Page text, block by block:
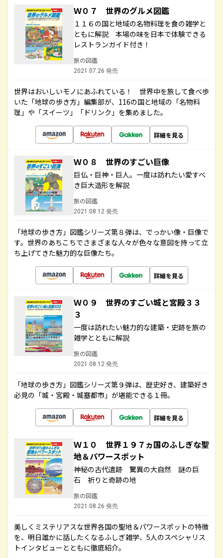
Ｗ０７ 世界のグルメ図鑑
１１６の国と地域の名物料理を食の雑学と
ともに解説 本場の味を日本で体験できる
レストランガイド付き！
旅の図鑑
2021.07.26 発売
世界はおいしいモノにあふれている！ 世界中を旅して食べ歩
いた「地球の歩き方」編集部が、116の国と地域の「名物料
理」や「スイーツ」「ドリンク」を集めました。
詳細を見る
Ｗ０８ 世界のすごい巨像
巨仏・巨神・巨人。一度は訪れたい愛すべ
き巨大造形を解説
旅の図鑑
2021.08.12 発売
「地球の歩き方」図鑑シリーズ第８弾は、でっかい像・巨像で
す。世界のあちこちでさまざまな人々が色々な意図を持って立
ち上げてきた魅力的な巨像たち。
詳細を見る
Ｗ０９ 世界のすごい城と宮殿３３
３
一度は訪れたい魅力的な建築・史跡を旅の
雑学とともに解説
旅の図鑑
2021.08.12 発売
「地球の歩き方」図鑑シリーズ第９弾は、歴史好き、建築好き
必見の「城・宮殿・城塞都市」が堪能できる１冊。
詳細を見る
Ｗ１０ 世界１９７ヵ国のふしぎな聖
地＆パワースポット
神秘の古代遺跡 驚異の大自然 謎の巨
石 祈りと奇跡の地
旅の図鑑
2021.08.26 発売
美しくミステリアスな世界各国の聖地＆パワースポットの特徴
を、明日誰かに話したくなるふしぎ雑学、5人のスペシャリス
トインタビューとともに徹底紹介。